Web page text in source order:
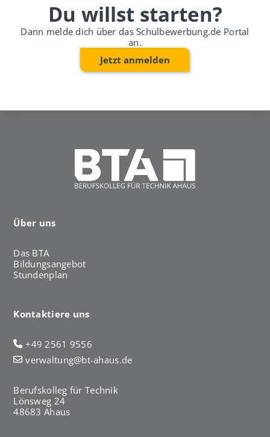
Du willst starten?
Dann melde dich über das Schulbewerbung.de Portal
an.
Jetzt anmelden
Über uns
Das BTA
Bildungsangebot
Stundenplan
Kontaktiere uns
+49 2561 9556
verwaltung@bt-ahaus.de
Berufskolleg für Technik
Lönsweg 24
48683 Ahaus